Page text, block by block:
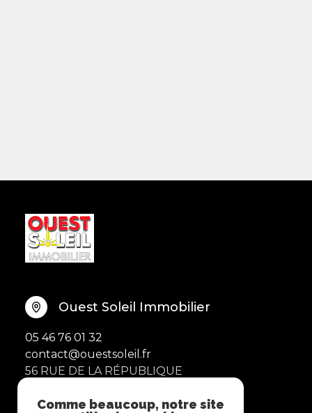
Ouest Soleil Immobilier
05 46 76 01 32
contact@ouestsoleil.fr
56 RUE DE LA RÉPUBLIQUE
Comme beaucoup, notre site